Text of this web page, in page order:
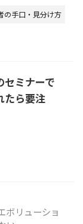
の手口・見分け方
セミナーで
たら要注
ボリューショ